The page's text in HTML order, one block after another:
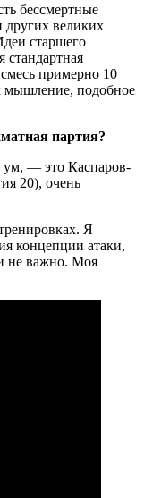
бессмертные
великих
старшего
стандартная
примерно 10
мышление, подобное
партия?
ум, — это Каспаров-
20), очень
Я
концепции атаки,
не важно. Моя